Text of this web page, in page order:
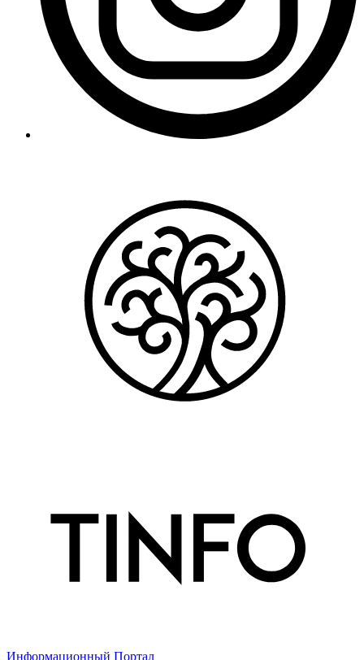
Информационный Портал